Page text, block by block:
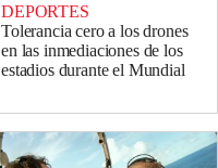
DEPORTES
Tolerancia cero a los drones
en las inmediaciones de los
estadios durante el Mundial